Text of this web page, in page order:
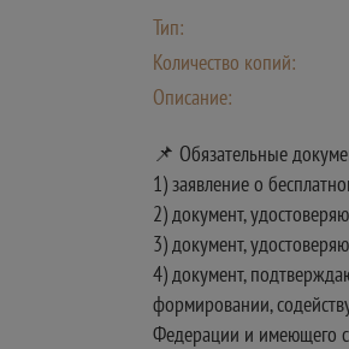
Тип:
Количество копий:
Описание:
📌 Обязательные
1) заявление о
2) документ,
3) документ,
4) документ,
формировании,
Федерации и имеющего